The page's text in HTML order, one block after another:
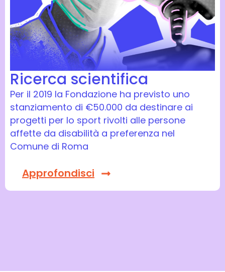
Ricerca scientifica
Per il 2019 la Fondazione ha previsto uno
stanziamento di €50.000 da destinare ai
progetti per lo sport rivolti alle persone
affette da disabilità a preferenza nel
Comune di Roma
Approfondisci